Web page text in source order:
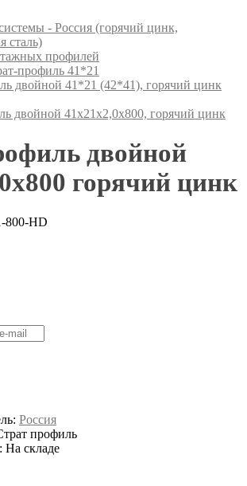
- Россия (горячий цинк,
сталь)
профилей
профиль 41*21
двойной 41*21 (42*41), горячий цинк
двойной 41х21х2,0х800, горячий цинк
двойной
горячий цинк
800-HD
Россия
профиль
На складе